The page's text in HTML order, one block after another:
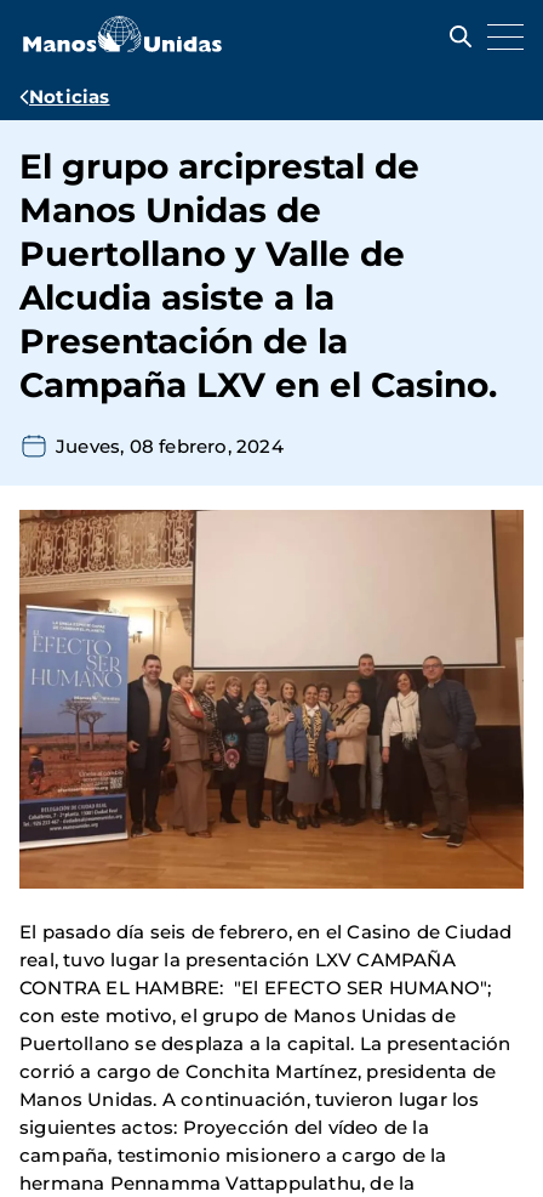
contenido
Ruta
navegación
Noticias
El grupo arciprestal de
Manos Unidas de
Puertollano y Valle de
Alcudia asiste a la
Presentación de la
Campaña LXV en el Casino.
Jueves, 08 febrero, 2024
El pasado día seis de febrero, en el Casino de Ciudad
real, tuvo lugar la presentación LXV CAMPAÑA
CONTRA EL HAMBRE: "El EFECTO SER HUMANO";
con este motivo, el grupo de Manos Unidas de
Puertollano se desplaza a la capital. La presentación
corrió a cargo de Conchita Martínez, presidenta de
Manos Unidas. A continuación, tuvieron lugar los
siguientes actos: Proyección del vídeo de la
campaña, testimonio misionero a cargo de la
hermana Pennamma Vattappulathu, de la